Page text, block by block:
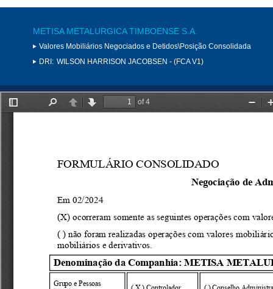
METISA METALURGICA TIMBOENSE S.A.
Valores Mobiliários Negociados e Detidos\Posição Consolidada
DRI: WILSON HARRISON JACOBSEN - (FCA V1)